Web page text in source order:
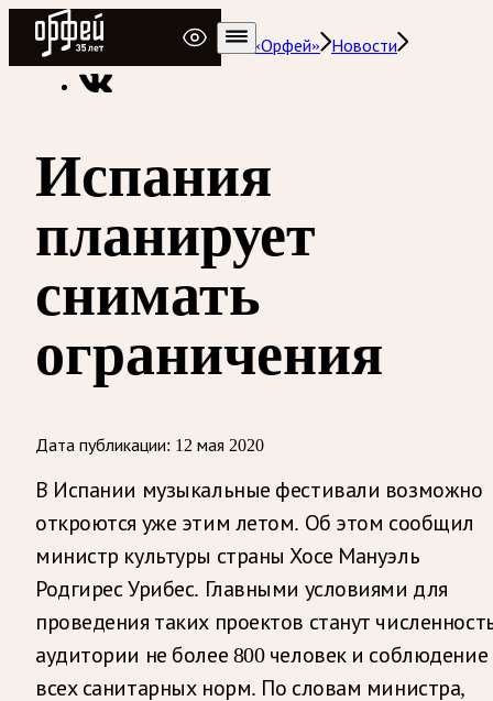
Радио Орфей
Радио классической музыки «Орфей»
Новости
Испания
планирует
снимать
ограничения
Дата публикации: 12 мая 2020
В Испании музыкальные фестивали возможно
откроются уже этим летом. Об этом сообщил
министр культуры страны Хосе Мануэль
Родгирес Урибес. Главными условиями для
проведения таких проектов станут
аудитории не более 800 человек и соблюдение
всех санитарных норм. По словам министра,